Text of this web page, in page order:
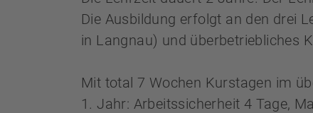
Die Ausbildung erfolgt an den drei
in Langnau) und überbetriebliches
Mit total 7 Wochen Kurstagen im
1. Jahr: Arbeitssicherheit 4 Tage,